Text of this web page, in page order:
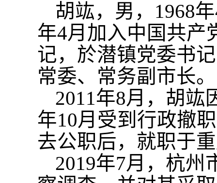
胡竑，男， 1968
年4月加入中国共产
记，於潜镇党委书
常委、常务副市长。
2011年8月，胡竑
年10月受到行政撤
去公职后，就职于
2019年7月，杭州